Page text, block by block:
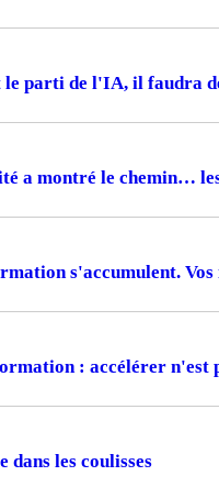
parti de l'IA, il faudra
a montré le chemin…
s'accumulent.
: accélérer n'est
dans les coulisses